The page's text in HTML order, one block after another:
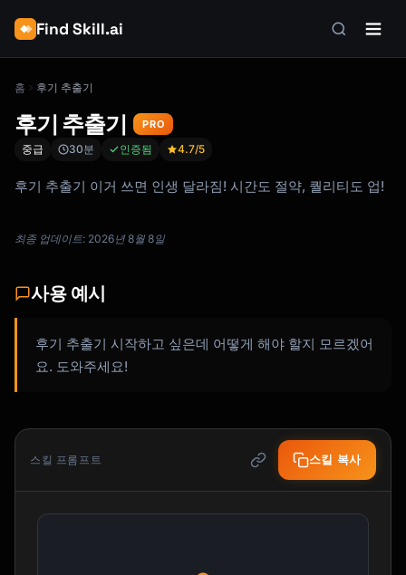
Find Skill.ai
홈 후기 추출기
후기 추출기 PRO
중급 30분 인증됨 4.7/5
후기 추출기 이거 쓰면 인생 달라짐! 시간도 절약, 퀄리티도 업!
최종 업데이트: 2026년 8월 8일
사용 예시
후기 추출기 시작하고 싶은데 어떻게 해야 할지 모르겠어
요. 도와주세요!
스킬 프롬프트 스킬 복사